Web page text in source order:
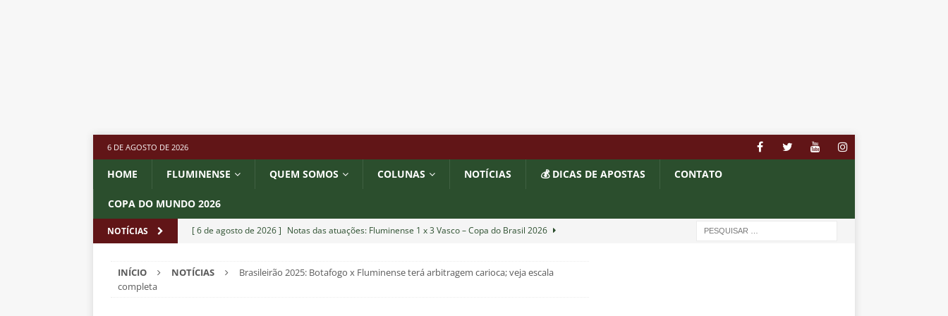
6 DE AGOSTO DE 2026
HOME FLUMINENSE QUEM SOMOS COLUNAS NOTÍCIAS 💰 DICAS DE APOSTAS CONTATO
COPA DO MUNDO 2026
NOTÍCIAS [ 6 de agosto de 2026 ] Notas das atuações: Fluminense 1 x 3 Vasco – Copa do Brasil 2026
[ 5 de agosto de 2026 ] Mais um vexame! Fluminense perde para o Vasco e se despede da Copa
INÍCIO NOTÍCIAS
Brasileirão 2025: Botafogo x Fluminense terá arbitragem carioca; veja escala
completa